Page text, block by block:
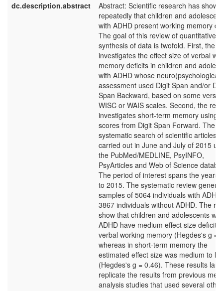
dc.description.abstract
Abstract: Scientific research has shown
repeatedly that children and
with ADHD present working memory
The goal of this review of quantitative
synthesis of data is twofold. First, the
investigates the effect size of verbal
memory deficits in children and
with ADHD whose neuro(psychological)
assessment used Digit Span and/or
Span Backward, based on some
WISC or WAIS scales. Second, the
investigates short-term memory using
scores from Digit Span Forward. The
systematic search of scientific articles
carried out in June and July of 2015
the PubMed/MEDLINE, PsyINFO,
PsyArticles and Web of Science
The period of interest spans the years
to 2015. The systematic review
samples of 5064 individuals with
3867 individuals without ADHD. The
show that children and adolescents
ADHD have medium effect size deficits
verbal working memory (Hegdes's g =
whereas in short-term memory the
estimated effect size was medium to
(Hegdes's g = 0.46). These results
replicate the results from previous
analysis studies that used several other